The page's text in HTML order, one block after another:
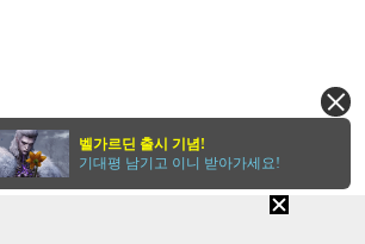
벨가르딘 출시 기념!
기대평 남기고 이니 받아가세요!